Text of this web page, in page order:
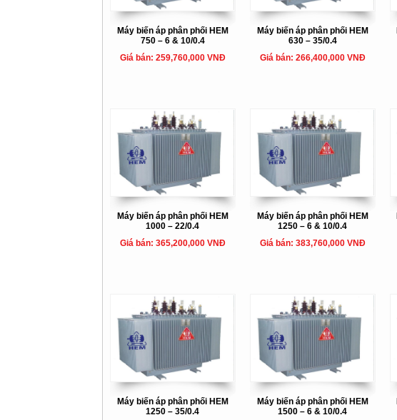
Máy biến áp phân phối HEM
750 – 6 & 10/0.4
Giá bán: 259,760,000 VNĐ
Máy biến áp phân phối HEM
630 – 35/0.4
Giá bán: 266,400,000 VNĐ
Máy biến áp phân phối HEM
1000 – 22/0.4
Giá bán: 365,200,000 VNĐ
Máy biến áp phân phối HEM
1250 – 6 & 10/0.4
Giá bán: 383,760,000 VNĐ
Máy biến áp phân phối HEM
1250 – 35/0.4
Máy biến áp phân phối HEM
1500 – 6 & 10/0.4